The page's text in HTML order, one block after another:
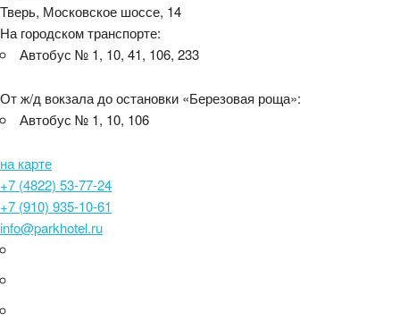
Тверь, Московское шоссе, 14
На городском транспорте:
Автобус № 1, 10, 41, 106, 233
От ж/д вокзала до остановки «Березовая роща»:
Автобус № 1, 10, 106
на карте
+7 (4822) 53-77-24
+7 (910) 935-10-61
info@parkhotel.ru